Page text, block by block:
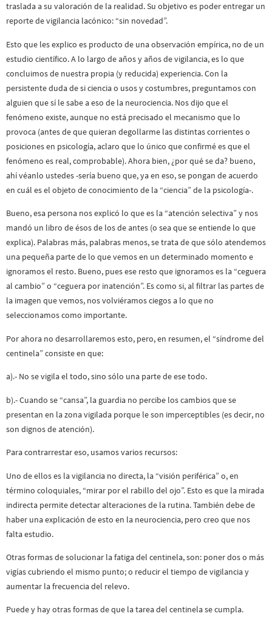
traslada a su valoración de la realidad. Su objetivo es poder entregar un
reporte de vigilancia lacónico: “sin novedad”.
Esto que les explico es producto de una observación empírica, no de un
estudio científico. A lo largo de años y años de vigilancia, es lo que
concluimos de nuestra propia (y reducida) experiencia. Con la
persistente duda de si ciencia o usos y costumbres, preguntamos con
alguien que sí le sabe a eso de la neurociencia. Nos dijo que el
fenómeno existe, aunque no está precisado el mecanismo que lo
provoca (antes de que quieran degollarme las distintas corrientes o
posiciones en psicología, aclaro que lo único que confirmé es que el
fenómeno es real, comprobable). Ahora bien, ¿por qué se da? bueno,
ahí véanlo ustedes -sería bueno que, ya en eso, se pongan de acuerdo
en cuál es el objeto de conocimiento de la “ciencia” de la psicología-.
Bueno, esa persona nos explicó lo que es la “atención selectiva” y nos
mandó un libro de ésos de los de antes (o sea que se entiende lo que
explica). Palabras más, palabras menos, se trata de que sólo atendemos
una pequeña parte de lo que vemos en un determinado momento e
ignoramos el resto. Bueno, pues ese resto que ignoramos es la “ceguera
al cambio” o “ceguera por inatención”. Es como si, al filtrar las partes de
la imagen que vemos, nos volviéramos ciegos a lo que no
seleccionamos como importante.
Por ahora no desarrollaremos esto, pero, en resumen, el “síndrome del
centinela” consiste en que:
a).- No se vigila el todo, sino sólo una parte de ese todo.
b).- Cuando se “cansa”, la guardia no percibe los cambios que se
presentan en la zona vigilada porque le son imperceptibles (es decir, no
son dignos de atención).
Para contrarrestar eso, usamos varios recursos:
Uno de ellos es la vigilancia no directa, la “visión periférica” o, en
término coloquiales, “mirar por el rabillo del ojo”. Esto es que la mirada
indirecta permite detectar alteraciones de la rutina. También debe de
haber una explicación de esto en la neurociencia, pero creo que nos
falta estudio.
Otras formas de solucionar la fatiga del centinela, son: poner dos o más
vigías cubriendo el mismo punto; o reducir el tiempo de vigilancia y
aumentar la frecuencia del relevo.
Puede y hay otras formas de que la tarea del centinela se cumpla.